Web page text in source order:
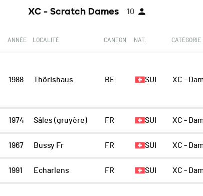
XC - Scratch Dames 10
ANNÉE LOCALITÉ CANTON NAT. CATÉGORIE
1988 Thörishaus BE SUI XC -
1974 Sâles (gruyère) FR SUI XC -
1967 Bussy Fr FR SUI XC -
1991 Echarlens FR SUI XC -